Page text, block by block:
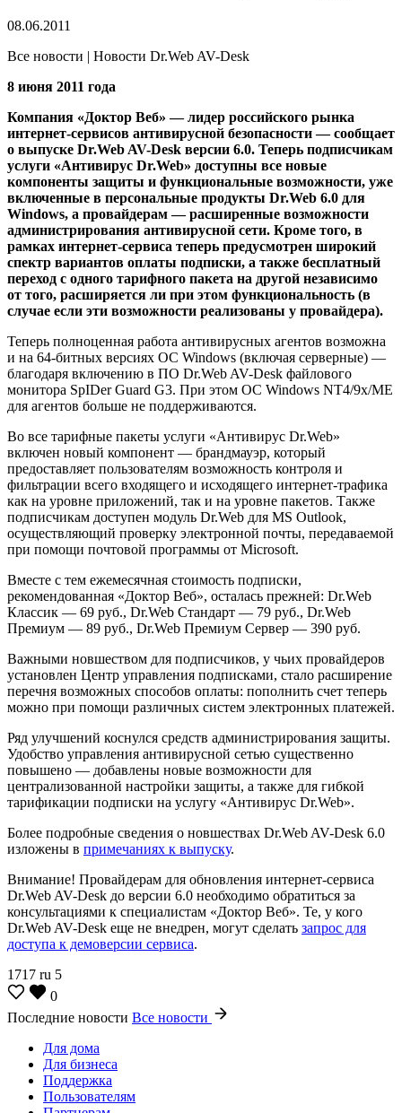
08.06.2011
Все новости | Новости Dr.Web AV-Desk
8 июня 2011 года
Компания «Доктор Веб» — лидер российского рынка
интернет-сервисов антивирусной безопасности — сообщает
о выпуске Dr.Web AV-Desk версии 6.0. Теперь подписчикам
услуги «Антивирус Dr.Web» доступны все новые
компоненты защиты и функциональные возможности, уже
включенные в персональные продукты Dr.Web 6.0 для
Windows, а провайдерам — расширенные возможности
администрирования антивирусной сети. Кроме того, в
рамках интернет-сервиса теперь предусмотрен широкий
спектр вариантов оплаты подписки, а также бесплатный
переход с одного тарифного пакета на другой независимо
от того, расширяется ли при этом функциональность (в
случае если эти возможности реализованы у провайдера).
Теперь полноценная работа антивирусных агентов возможна
и на 64-битных версиях ОС Windows (включая серверные) —
благодаря включению в ПО Dr.Web AV-Desk файлового
монитора SpIDer Guard G3. При этом ОС Windows NT4/9х/ME
для агентов больше не поддерживаются.
Во все тарифные пакеты услуги «Антивирус Dr.Web»
включен новый компонент — брандмауэр, который
предоставляет пользователям возможность контроля и
фильтрации всего входящего и исходящего интернет-трафика
как на уровне приложений, так и на уровне пакетов. Также
подписчикам доступен модуль Dr.Web для MS Outlook,
осуществляющий проверку электронной почты, передаваемой
при помощи почтовой программы от Microsoft.
Вместе с тем ежемесячная стоимость подписки,
рекомендованная «Доктор Веб», осталась прежней: Dr.Web
Классик — 69 руб., Dr.Web Стандарт — 79 руб., Dr.Web
Премиум — 89 руб., Dr.Web Премиум Сервер — 390 руб.
Важными новшеством для подписчиков, у чьих провайдеров
установлен Центр управления подписками, стало расширение
перечня возможных способов оплаты: пополнить счет теперь
можно при помощи различных систем электронных платежей.
Ряд улучшений коснулся средств администрирования защиты.
Удобство управления антивирусной сетью существенно
повышено — добавлены новые возможности для
централизованной настройки защиты, а также для гибкой
тарификации подписки на услугу «Антивирус Dr.Web».
Более подробные сведения о новшествах Dr.Web AV-Desk 6.0
изложены в примечаниях к выпуску.
Внимание! Провайдерам для обновления интернет-сервиса
Dr.Web AV-Desk до версии 6.0 необходимо обратиться за
консультациями к специалистам «Доктор Веб». Те, у кого
Dr.Web AV-Desk еще не внедрен, могут сделать запрос для
доступа к демоверсии сервиса.
1717 ru 5
0
Последние новости Все новости
Для дома
Для бизнеса
Поддержка
Пользователям